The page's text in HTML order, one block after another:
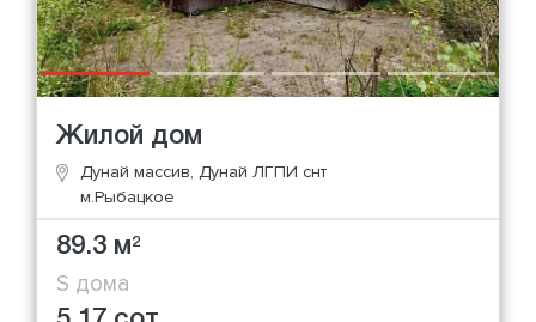
Жилой дом
Дунай массив, Дунай ЛГПИ снт
м.Рыбацкое
89.3 м2
S дома